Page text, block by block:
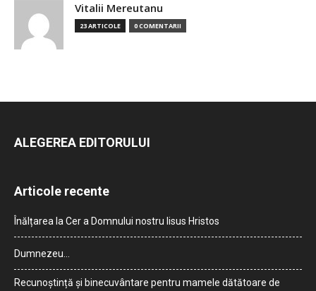
Vitalii Mereutanu
23 ARTICOLE 0 COMENTARII
ALEGEREA EDITORULUI
Articole recente
Înălțarea la Cer a Domnului nostru Iisus Hristos
Dumnezeu…
Recunoștință și binecuvântare pentru mamele dătătoare de